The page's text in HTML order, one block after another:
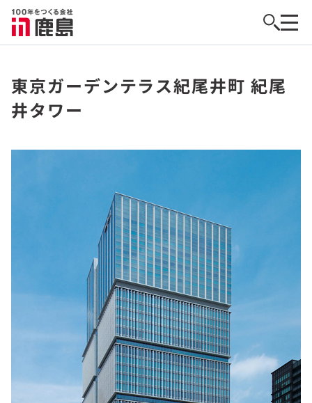
東京ガーデンテラス紀尾井町 紀尾
井タワー